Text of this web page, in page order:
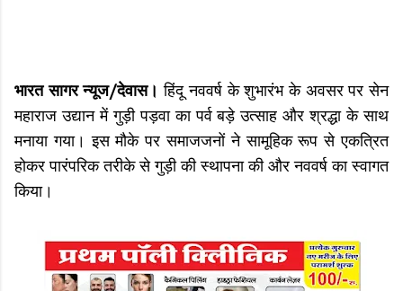
भारत सागर न्यूज/देवास। हिंदू नववर्ष के शुभारंभ के अवसर पर सेन
महाराज उद्यान में गुड़ी पड़वा का पर्व बड़े उत्साह और श्रद्धा के साथ
मनाया गया। इस मौके पर समाजजनों ने सामूहिक रूप से एकत्रित
होकर पारंपरिक तरीके से गुड़ी की स्थापना की और नववर्ष का स्वागत
किया।